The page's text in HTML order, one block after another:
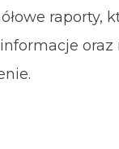
raporty,